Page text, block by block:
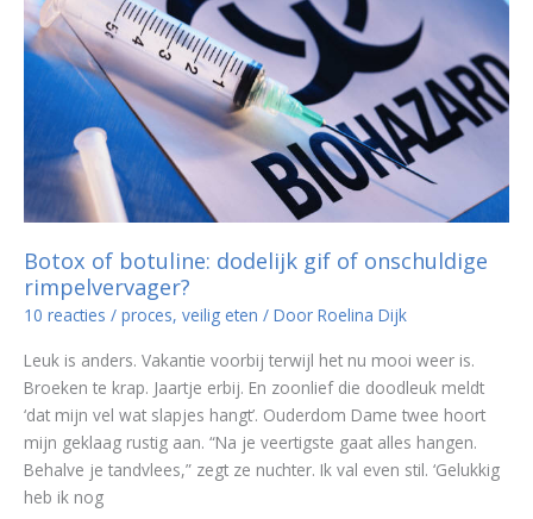
Botox of botuline: dodelijk gif of onschuldige
rimpelvervager?
10 reacties / proces, veilig eten / Door Roelina Dijk
Leuk is anders. Vakantie voorbij terwijl het nu mooi weer is.
Broeken te krap. Jaartje erbij. En zoonlief die doodleuk meldt
‘dat mijn vel wat slapjes hangt’. Ouderdom Dame twee hoort
mijn geklaag rustig aan. “Na je veertigste gaat alles hangen.
Behalve je tandvlees,” zegt ze nuchter. Ik val even stil. ‘Gelukkig
heb ik nog